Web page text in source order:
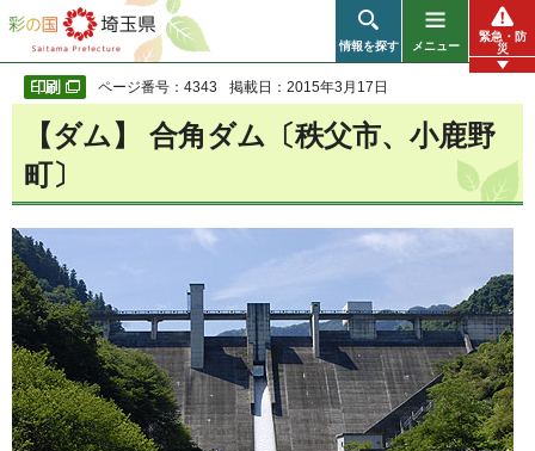
彩の国 埼玉県
情報を探す メニュー
緊急・防
災
ページ番号：4343 掲載日：2015年3月17日
【ダム】 合角ダム〔秩父市、小鹿野
町〕